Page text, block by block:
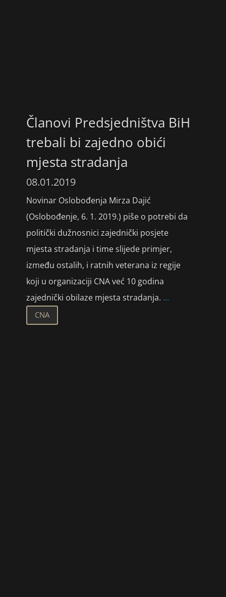
Članovi Predsjedništva BiH
trebali bi zajedno obići
mjesta stradanja
08.01.2019
Novinar Oslobođenja Mirza Dajić
(Oslobođenje, 6. 1. 2019.) piše o potrebi da
politički dužnosnici zajednički posjete
mjesta stradanja i time slijede primjer,
između ostalih, i ratnih veterana iz regije
koji u organizaciji CNA već 10 godina
zajednički obilaze mjesta stradanja. ...
CNA